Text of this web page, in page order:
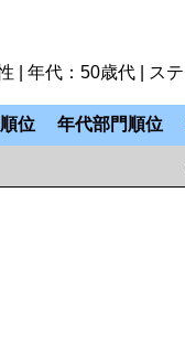
| 年代：50歳代 | ス
位 年代部門順位